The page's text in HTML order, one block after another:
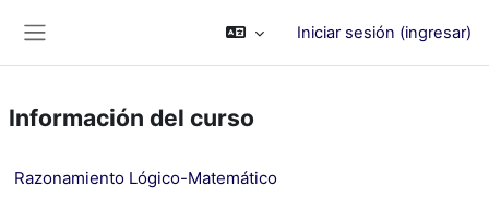
Iniciar sesión (ingresar)
Información del curso
Razonamiento Lógico-Matemático